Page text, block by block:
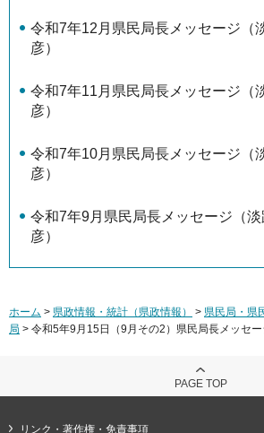
令和7年12月県民局長メッセージ（
彦）
令和7年11月県民局長メッセージ（
彦）
令和7年10月県民局長メッセージ（
彦）
令和7年9月県民局長メッセージ（
彦）
ホーム > 県政情報・統計（県政情報） > 県民局・県
局 > 令和5年9月15日（9月その2）県民局長メッセー
PAGE TOP
リンク・著作権・免責事項